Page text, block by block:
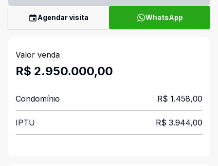
Agendar visita WhatsApp
Valor venda
R$ 2.950.000,00
Condomínio R$ 1.458,00
IPTU R$ 3.944,00